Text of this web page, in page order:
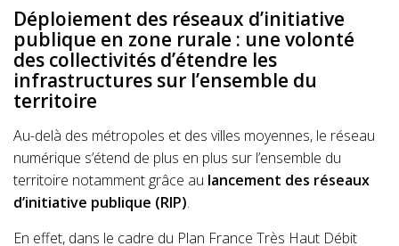
Déploiement des réseaux d’initiative
publique en zone rurale : une volonté
des collectivités d’étendre les
infrastructures sur l’ensemble du
territoire
Au-delà des métropoles et des villes moyennes, le réseau
numérique s’étend de plus en plus sur l’ensemble du
territoire notamment grâce au lancement des réseaux
d’initiative publique (RIP).
En effet, dans le cadre du Plan France Très Haut Débit